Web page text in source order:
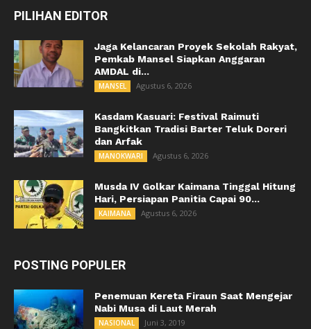
PILIHAN EDITOR
Jaga Kelancaran Proyek Sekolah Rakyat,
Pemkab Mansel Siapkan Anggaran
AMDAL di...
MANSEL Agustus 6, 2026
Kasdam Kasuari: Festival Raimuti
Bangkitkan Tradisi Barter Teluk Doreri
dan Arfak
MANOKWARI Agustus 6, 2026
Musda IV Golkar Kaimana Tinggal Hitung
Hari, Persiapan Panitia Capai 90...
KAIMANA Agustus 6, 2026
POSTING POPULER
Penemuan Kereta Firaun Saat Mengejar
Nabi Musa di Laut Merah
NASIONAL Juni 3, 2019